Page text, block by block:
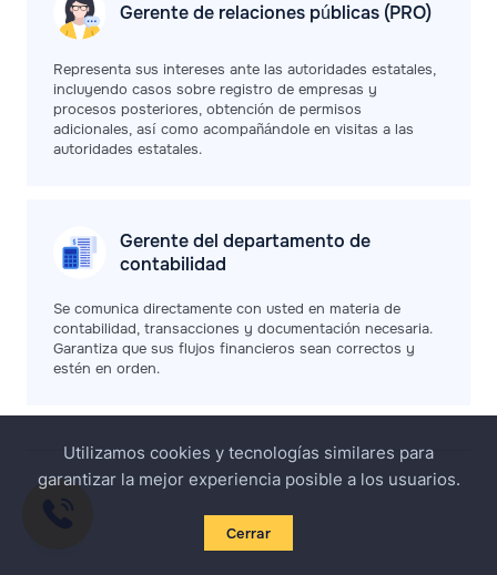
Gerente de relaciones públicas (PRO)
Representa sus intereses ante las autoridades estatales,
incluyendo casos sobre registro de empresas y
procesos posteriores, obtención de permisos
adicionales, así como acompañándole en visitas a las
autoridades estatales.
Gerente del departamento de
contabilidad
Se comunica directamente con usted en materia de
contabilidad, transacciones y documentación necesaria.
Garantiza que sus flujos financieros sean correctos y
estén en orden.
Utilizamos cookies y tecnologías similares para
garantizar la mejor experiencia posible a los usuarios.
Cerrar